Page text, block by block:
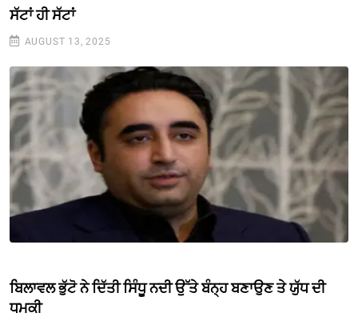
ਸੱਟਾਂ ਹੀ ਸੱਟਾਂ
AUGUST 13, 2025
ਬਿਲਾਵਲ ਭੁੱਟੋ ਨੇ ਦਿੱਤੀ ਸਿੰਧੂ ਨਦੀ ਉੱਤੇ ਬੰਨ੍ਹ ਬਣਾਉਣ ਤੇ ਯੁੱਧ ਦੀ
ਧਮਕੀ